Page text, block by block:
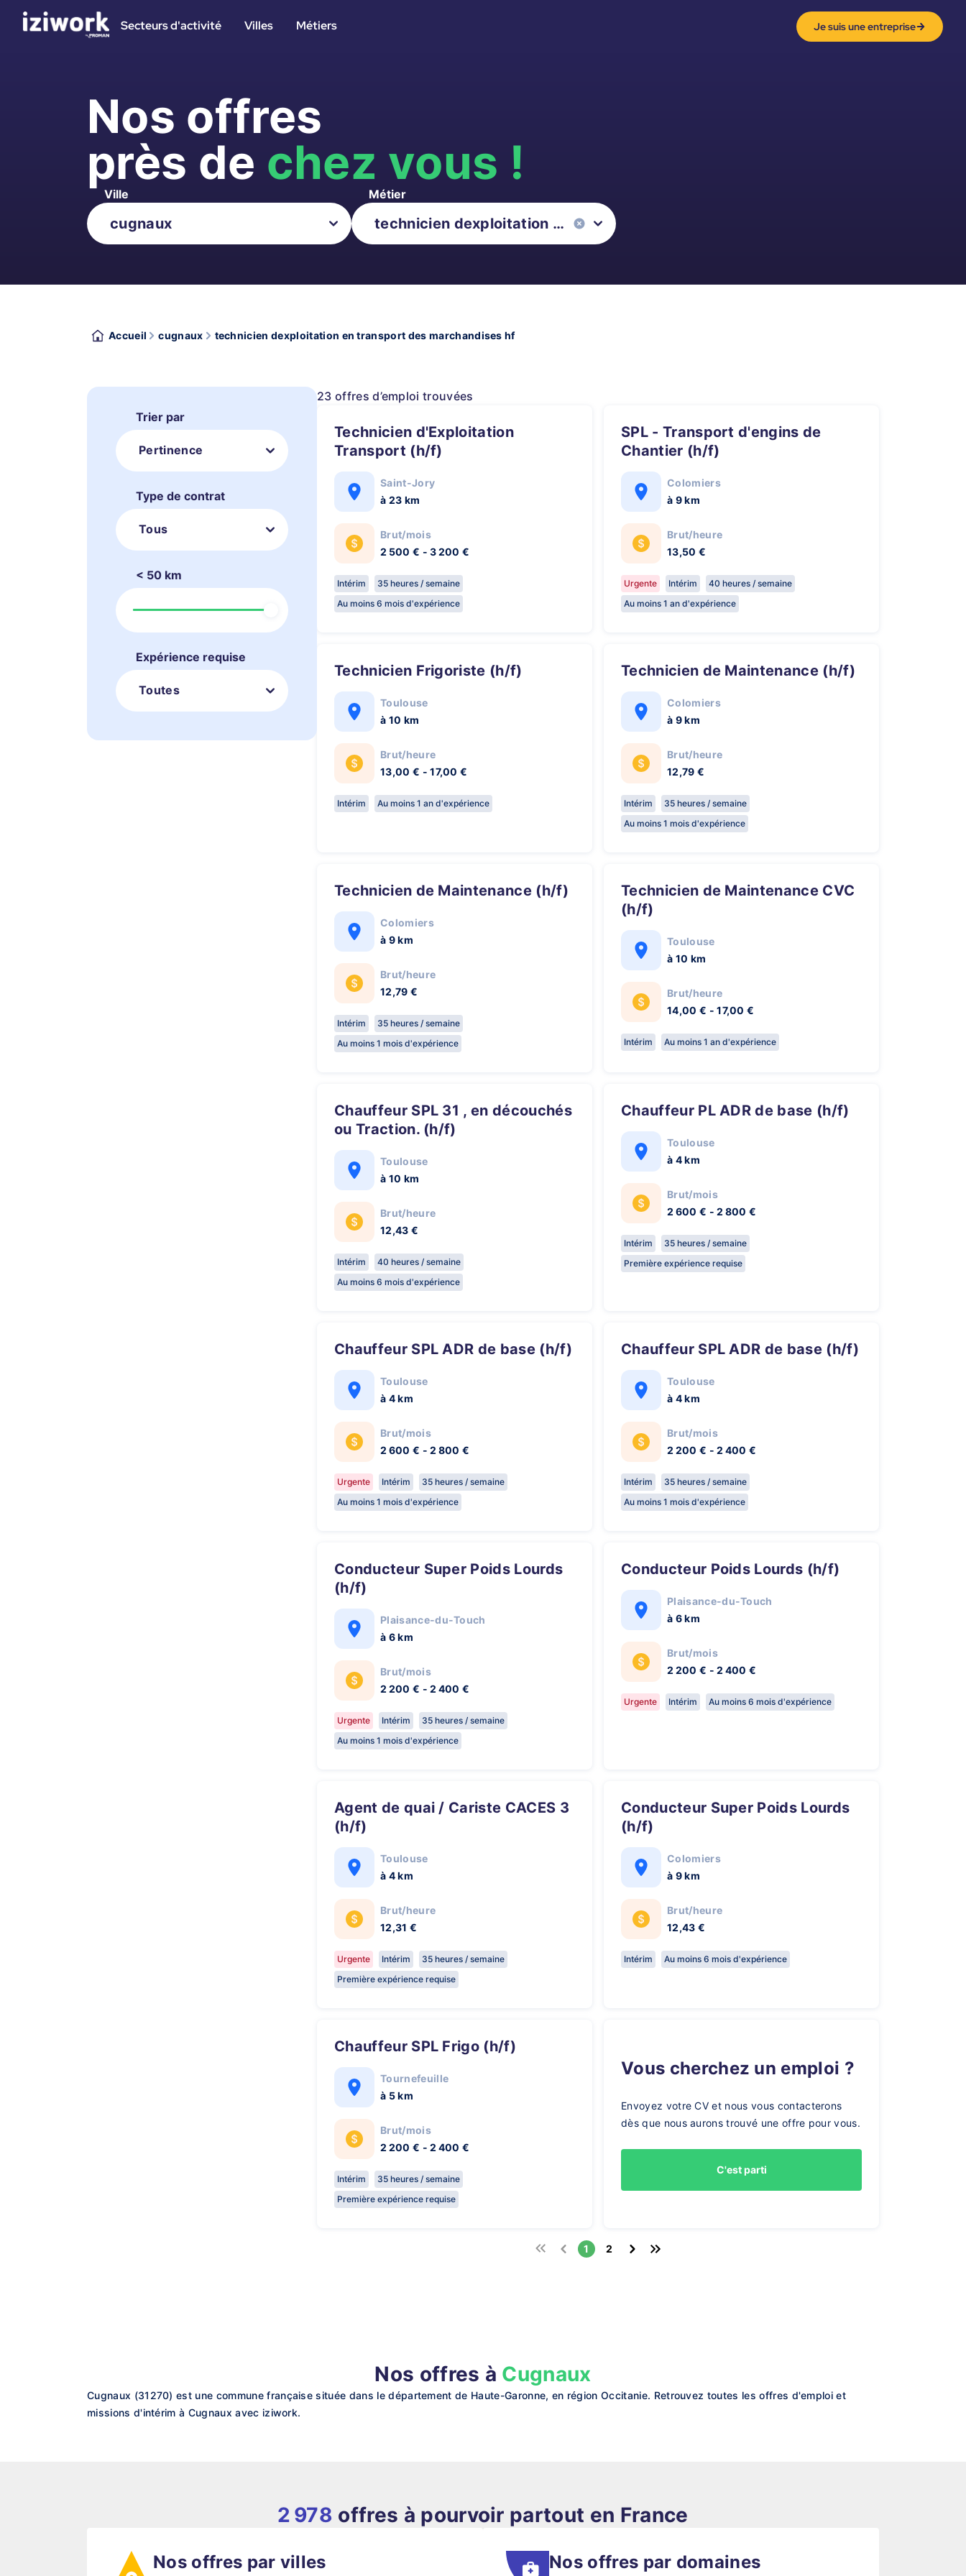
Secteurs d'activité Villes Métiers Je suis une entreprise
Nos offres
près de chez vous !
Ville Métier
Accueil cugnaux technicien dexploitation en transport des marchandises hf
Trier par
Pertinence
Type de contrat
Tous
< 50 km
Expérience requise
Toutes
23 offres d’emploi trouvées
Technicien d'Exploitation
Transport (h/f)
Saint-Jory
à 23 km
Brut/mois
2 500 € - 3 200 €
Intérim
35 heures / semaine
Au moins 6 mois d'expérience
SPL - Transport d'engins de
Chantier (h/f)
Colomiers
à 9 km
Brut/heure
13,50 €
Urgente Intérim
40 heures / semaine
Au moins 1 an d'expérience
Technicien Frigoriste (h/f)
Toulouse
à 10 km
Brut/heure
13,00 € - 17,00 €
Intérim Au moins 1 an d'expérience
Technicien de Maintenance (h/f)
Colomiers
à 9 km
Brut/heure
12,79 €
Intérim
35 heures / semaine
Au moins 1 mois d'expérience
Technicien de Maintenance (h/f)
Colomiers
à 9 km
Brut/heure
12,79 €
Intérim
35 heures / semaine
Au moins 1 mois d'expérience
Technicien de Maintenance CVC
(h/f)
Toulouse
à 10 km
Brut/heure
14,00 € - 17,00 €
Intérim Au moins 1 an d'expérience
Chauffeur SPL 31 , en découchés
ou Traction. (h/f)
Toulouse
à 10 km
Brut/heure
12,43 €
Intérim
40 heures / semaine
Au moins 6 mois d'expérience
Chauffeur PL ADR de base (h/f)
Toulouse
à 4 km
Brut/mois
2 600 € - 2 800 €
Intérim
35 heures / semaine
Première expérience requise
Chauffeur SPL ADR de base (h/f)
Toulouse
à 4 km
Brut/mois
2 600 € - 2 800 €
Urgente Intérim
35 heures / semaine
Au moins 1 mois d'expérience
Chauffeur SPL ADR de base (h/f)
Toulouse
à 4 km
Brut/mois
2 200 € - 2 400 €
Intérim
35 heures / semaine
Au moins 1 mois d'expérience
Conducteur Super Poids Lourds
(h/f)
Plaisance-du-Touch
à 6 km
Brut/mois
2 200 € - 2 400 €
Urgente Intérim
35 heures / semaine
Au moins 1 mois d'expérience
Conducteur Poids Lourds (h/f)
Plaisance-du-Touch
à 6 km
Brut/mois
2 200 € - 2 400 €
Urgente Intérim Au moins 6 mois d'expérience
Agent de quai / Cariste CACES 3
(h/f)
Toulouse
à 4 km
Brut/heure
12,31 €
Urgente Intérim
35 heures / semaine
Première expérience requise
Conducteur Super Poids Lourds
(h/f)
Colomiers
à 9 km
Brut/heure
12,43 €
Intérim Au moins 6 mois d'expérience
Chauffeur SPL Frigo (h/f)
Tournefeuille
à 5 km
Brut/mois
2 200 € - 2 400 €
Intérim
35 heures / semaine
Première expérience requise
Vous cherchez un emploi ?
Envoyez votre CV et nous vous contacterons
dès que nous aurons trouvé une offre pour vous.
C'est parti
1 2
Nos offres à Cugnaux
Cugnaux (31270) est une commune française située dans le département de Haute-Garonne, en région Occitanie. Retrouvez toutes les offres d'emploi et
missions d'intérim à Cugnaux avec iziwork.
2 978 offres à pourvoir partout en France
Nos offres par villes Nos offres par domaines